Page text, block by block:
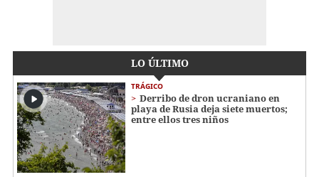
LO ÚLTIMO
TRÁGICO
Derribo de dron ucraniano en
playa de Rusia deja siete muertos;
entre ellos tres niños